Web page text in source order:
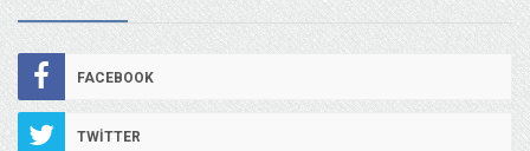
FACEBOOK
TWITTER